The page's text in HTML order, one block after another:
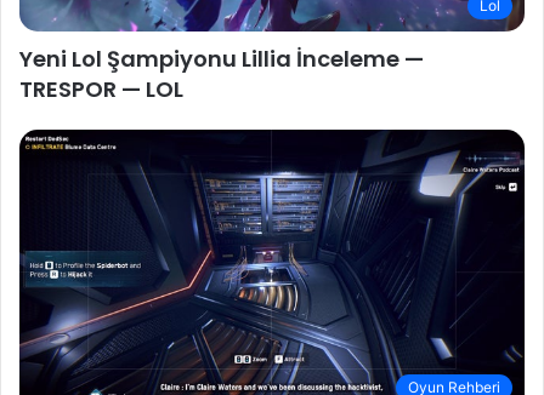
Lol
Yeni Lol Şampiyonu Lillia İnceleme —
TRESPOR — LOL
Oyun Rehberi